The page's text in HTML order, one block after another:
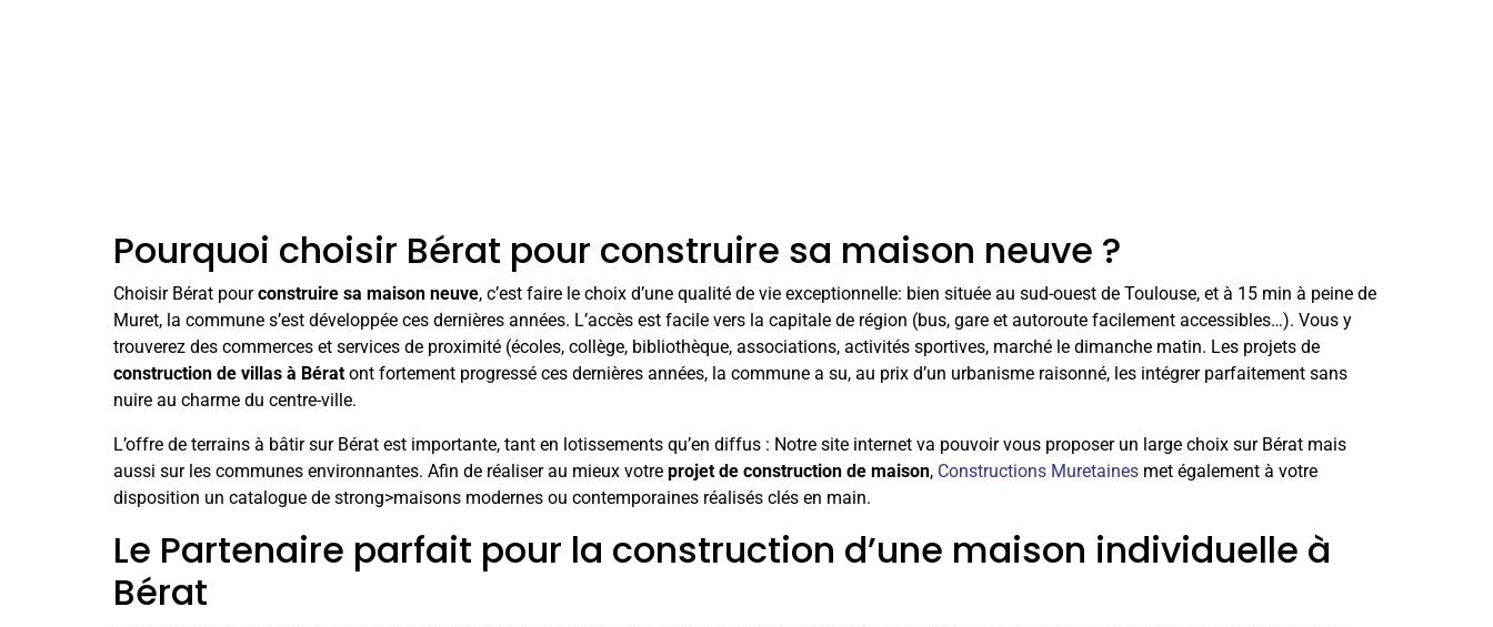
Pourquoi choisir Bérat pour construire sa maison neuve ?
Choisir Bérat pourconstruire sa maison neuve, c’est faire le choix d’une qualité de vie exceptionnelle: bien située au sud-ouest de Toulouse, et à 15 min à peine de
Muret, la commune s’est développée ces dernières années. L’accès est facile vers la capitale de région (bus, gare et autoroute facilement accessibles…). Vous y
trouverez des commerces et services de proximité (écoles, collège, bibliothèque, associations, activités sportives, marché le dimanche matin. Les projets de
construction de villas à Bérat ont fortement progressé ces dernières années, la commune a su, au prix d’un urbanisme raisonné, les intégrer parfaitement sans
nuire au charme du centre-ville.
L’offre de terrains à bâtir sur Bérat est importante, tant en lotissements qu’en diffus : Notre site internet va pouvoir vous proposer un large choix sur Bérat mais
aussi sur les communes environnantes. Afin de réaliser au mieux votre projet de construction de maison, Constructions Muretaines met également à votre
disposition un catalogue de strong>maisons modernes ou contemporaines réalisés clés en main.
Le Partenaire parfait pour la construction d’une maison individuelle à
Bérat